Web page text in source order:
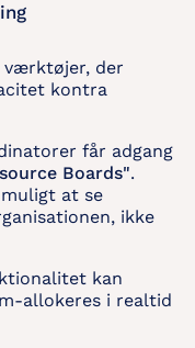
værktøjer, der
kontra
får adgang
Boards".
at se
ikke
kan
allokeres i realtid